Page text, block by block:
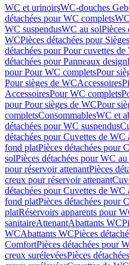
WC et urinoirsWC-douches
détachées pour WC complets
WC suspendusWC au solPièces
WCPièces détachées pour
détachées pour Pour cuvettes de
détachées pour Panneaux design
pour Pour WC completsPour
Pour sièges de WCAccessoires
AccessoiresPour WC complets
pour Pour sièges de WCPour
completsConsommablesWC et
détachées pour WC suspendus
détachées pour Cuvettes de
fond platPièces détachées pour
solPièces détachées pour WC au
pour réservoir attenantPièces
creux pour réservoir attenant
détachées pour Cuvettes de
fond platPièces détachées pour
platRéservoirs apparents pour
sanitaireAttenantAbattants WC
WCAbattants WCPièces
ComfortPièces détachées pour
creux surélevéesPièces